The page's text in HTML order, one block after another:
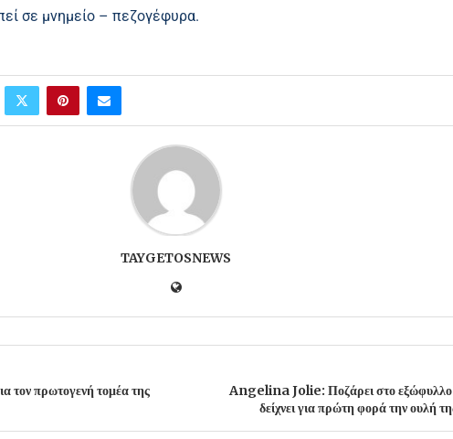
σε μνημείο – πεζογέφυρα.
TAYGETOSNEWS
τον πρωτογενή τομέα της
Angelina Jolie: Ποζάρει στο
δείχνει για πρώτη φορά την ουλή